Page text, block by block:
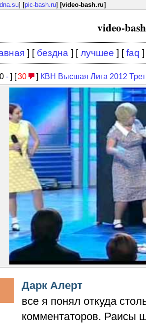
] [pic-bash.ru] [video-bash.ru]
video-
] [ бездна ] [лучшее ] [faq ]
- ] [30 ] КВН Высшая Лига 2012
Дарк Алерт
все я понял откуда
комментаторов. Раисы